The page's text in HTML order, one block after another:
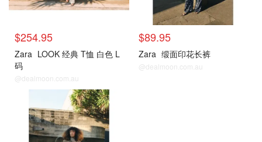
$254.95
Zara LOOK 经典 T恤 白色 L
码
@dealmoon.com.au
$89.95
Zara 缎面印花长裤
@dealmoon.com.au